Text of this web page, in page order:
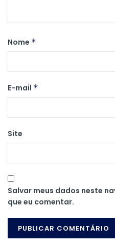
Nome *
E-mail *
Site
Salvar meus dados neste
que eu comentar.